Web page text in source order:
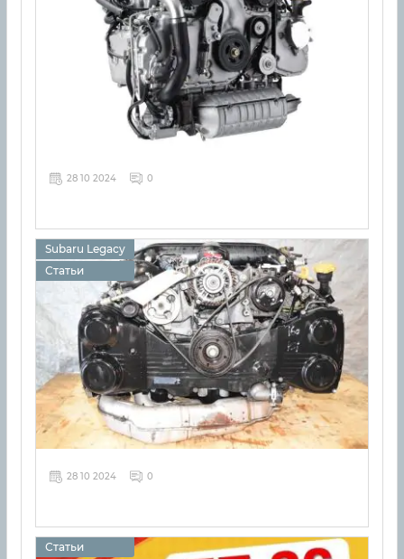
28 10 2024 0
Subaru Legacy
Статьи
28 10 2024 0
Статьи